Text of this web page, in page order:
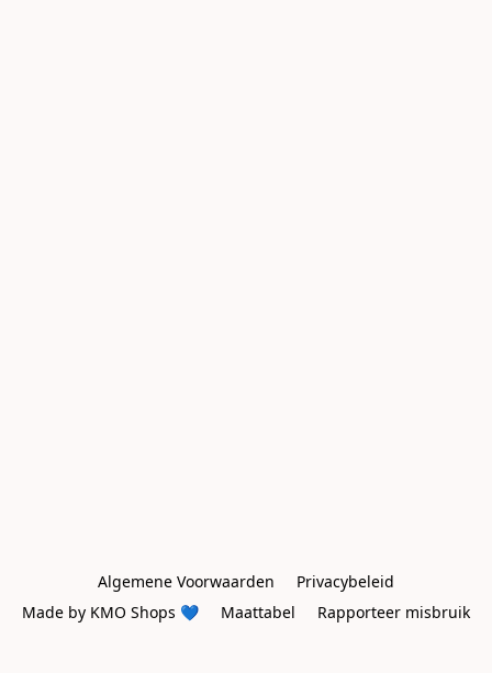
Algemene Voorwaarden
Privacybeleid
Made by KMO Shops 💙
Maattabel Rapporteer misbruik